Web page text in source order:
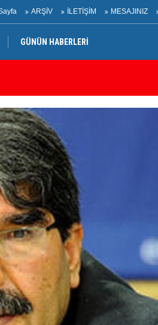
ARŞİV İLETİŞİM MESAJINIZ
GÜNÜN HABERLERİ
edildi